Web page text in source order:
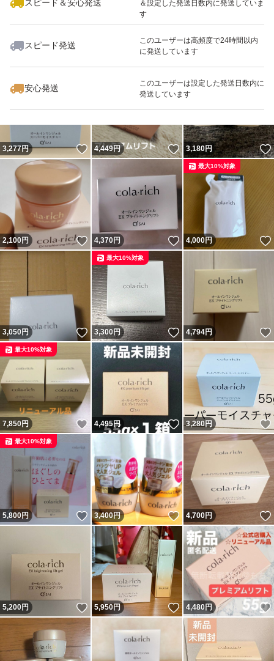
スピード＆安心発送
＆設定した発送日数内に発送していま
す
スピード発送
このユーザーは高頻度で24時間以内
に発送しています
安心発送
このユーザーは設定した発送日数内に
発送しています
いいね！
4,300
3,277円 いいね！
4,449円 いいね！
3,180円
2,100円 いいね！
4,370円 いいね！
4,000円
最大10%対象
3,050円 いいね！
3,300円 いいね！
最大10%対象
4,794円
7,850円 いいね！
最大10%対象
4,495円 いいね！
3,280円
5,800円 いいね！
最大10%対象
3,400円 いいね！
4,700円
5,200円 いいね！
5,950円 いいね！
4,480円